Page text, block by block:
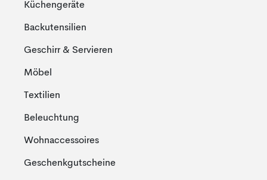
Küchengeräte
Backutensilien
Geschirr & Servieren
Möbel
Textilien
Beleuchtung
Wohnaccessoires
Geschenkgutscheine